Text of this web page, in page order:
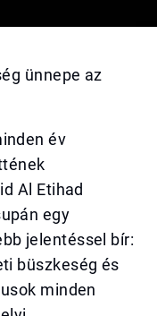
ünnepe az
év
Al Etihad
egy
jelentéssel bír:
büszkeség és
minden